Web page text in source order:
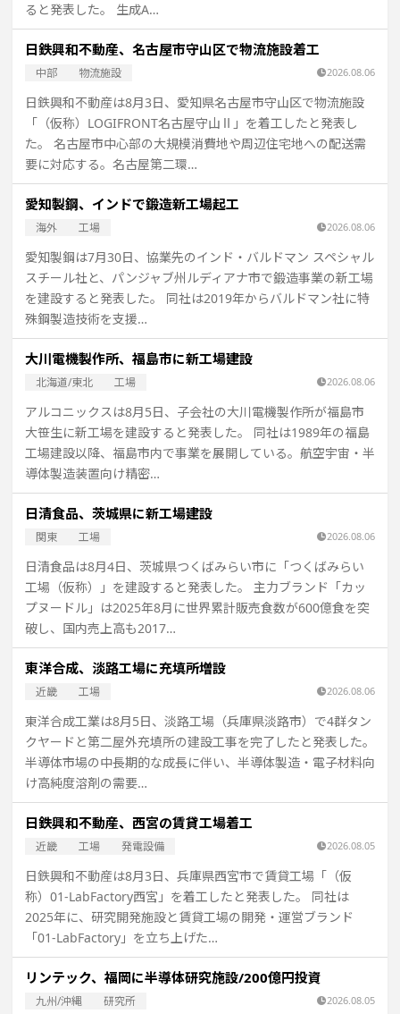
ると発表した。 生成A…
日鉄興和不動産、名古屋市守山区で物流施設着工
中部 物流施設 2026.08.06
日鉄興和不動産は8月3日、愛知県名古屋市守山区で物流施設
「（仮称）LOGIFRONT名古屋守山Ⅱ」を着工したと発表し
た。 名古屋市中心部の大規模消費地や周辺住宅地への配送需
要に対応する。名古屋第二環…
愛知製鋼、インドで鍛造新工場起工
海外 工場 2026.08.06
愛知製鋼は7月30日、協業先のインド・バルドマン スペシャル
スチール社と、パンジャブ州ルディアナ市で鍛造事業の新工場
を建設すると発表した。 同社は2019年からバルドマン社に特
殊鋼製造技術を支援…
大川電機製作所、福島市に新工場建設
北海道/東北 工場 2026.08.06
アルコニックスは8月5日、子会社の大川電機製作所が福島市
大笹生に新工場を建設すると発表した。 同社は1989年の福島
工場建設以降、福島市内で事業を展開している。航空宇宙・半
導体製造装置向け精密…
日清食品、茨城県に新工場建設
関東 工場 2026.08.06
日清食品は8月4日、茨城県つくばみらい市に「つくばみらい
工場（仮称）」を建設すると発表した。 主力ブランド「カッ
プヌードル」は2025年8月に世界累計販売食数が600億食を突
破し、国内売上高も2017…
東洋合成、淡路工場に充填所増設
近畿 工場 2026.08.06
東洋合成工業は8月5日、淡路工場（兵庫県淡路市）で4群タン
クヤードと第二屋外充填所の建設工事を完了したと発表した。
半導体市場の中長期的な成長に伴い、半導体製造・電子材料向
け高純度溶剤の需要…
日鉄興和不動産、西宮の賃貸工場着工
近畿 工場 発電設備 2026.08.05
日鉄興和不動産は8月3日、兵庫県西宮市で賃貸工場「（仮
称）01-LabFactory西宮」を着工したと発表した。 同社は
2025年に、研究開発施設と賃貸工場の開発・運営ブランド
「01-LabFactory」を立ち上げた…
リンテック、福岡に半導体研究施設/200億円投資
九州/沖縄 研究所 2026.08.05